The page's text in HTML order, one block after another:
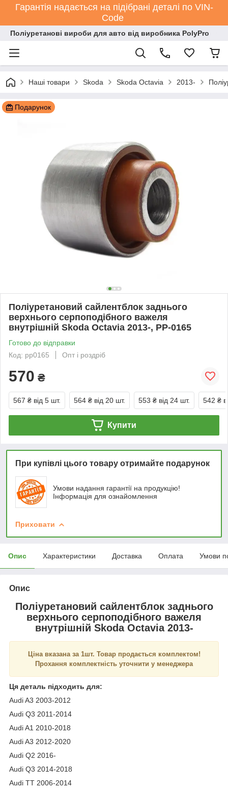
Гарантія надається на підібрані деталі по VIN-
Code
Поліуретанові вироби для авто від виробника PolyPro
Наші товари Skoda Skoda Octavia 2013-
Подарунок
Поліуретановий сайлентблок заднього
верхнього серпоподібного важеля
внутрішній Skoda Octavia 2013-, PP-0165
Готово до відправки
Код: pp0165
Опт і роздріб
570 ₴
567 ₴ від 5 шт. 564 ₴ від 20 шт. 553 ₴ від 24 шт. 542 ₴
Купити
При купівлі цього товару отримайте подарунок
Умови надання гарантії на продукцію!
Інформація для ознайомлення
Приховати
Опис Характеристики Доставка Оплата Умови
Опис
Поліуретановий сайлентблок заднього
верхнього серпоподібного важеля
внутрішній Skoda Octavia 2013-
Ціна вказана за 1шт. Товар продається комплектом!
Прохання комплектність уточнити у менеджера
Ця деталь підходить для:
Audi A3 2003-2012
Audi Q3 2011-2014
Audi A1 2010-2018
Audi A3 2012-2020
Audi Q2 2016-
Audi Q3 2014-2018
Audi TT 2006-2014